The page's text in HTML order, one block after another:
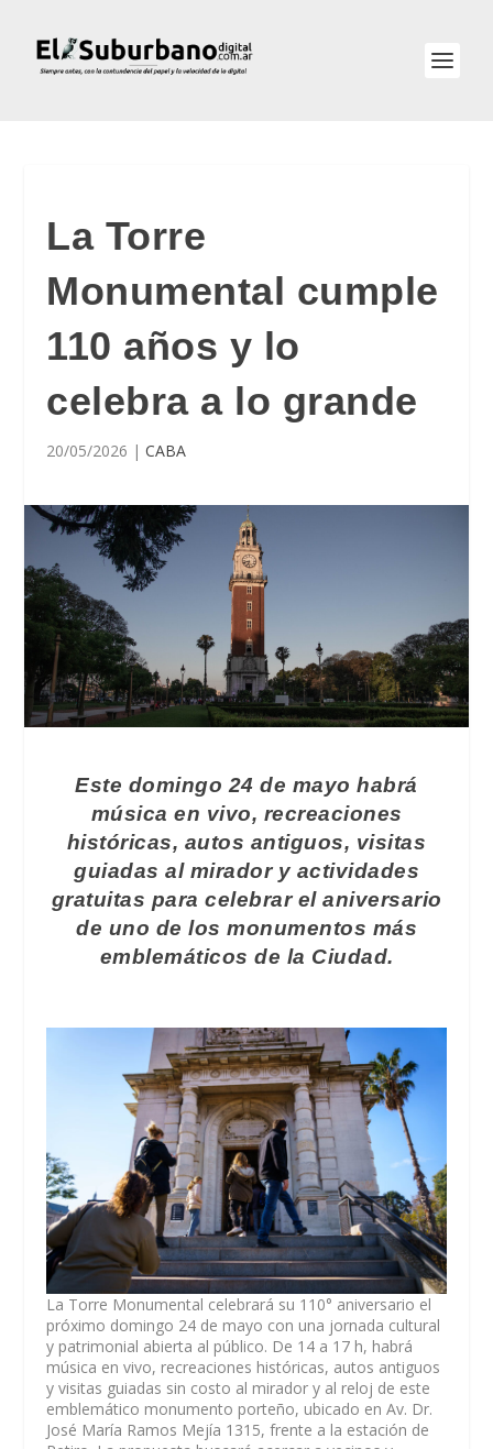
La Torre
Monumental cumple
110 años y lo
celebra a lo grande
20/05/2026 |CABA
Este domingo 24 de mayo habrá
música en vivo, recreaciones
históricas, autos antiguos, visitas
guiadas al mirador y actividades
gratuitas para celebrar el aniversario
de uno de los monumentos más
emblemáticos de la Ciudad.
La Torre Monumental celebrará su 110° aniversario el
próximo domingo 24 de mayo con una jornada cultural
y patrimonial abierta al público. De 14 a 17 h, habrá
música en vivo, recreaciones históricas, autos antiguos
y visitas guiadas sin costo al mirador y al reloj de este
emblemático monumento porteño, ubicado en Av. Dr.
José María Ramos Mejía 1315, frente a la estación de